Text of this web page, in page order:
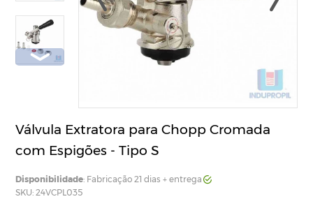
Válvula Extratora para Chopp Cromada
com Espigões - Tipo S
Disponibilidade: Fabricação 21 dias + entrega
SKU: 24VCPL035